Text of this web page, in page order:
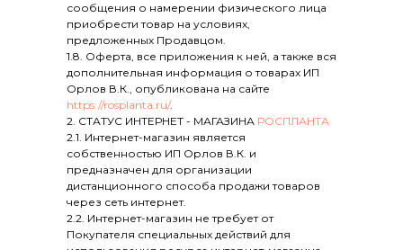
сообщения о намерении физического лица
приобрести товар на условиях,
предложенных Продавцом.
1.8. Оферта, все приложения к ней, а также вся
дополнительная информация о товарах ИП
Орлов В.К., опубликована на сайте
https://rosplanta.ru/.
2. СТАТУС ИНТЕРНЕТ - МАГАЗИНА РОСПЛАНТА
2.1. Интернет-магазин является
собственностью ИП Орлов В.К. и
предназначен для организации
дистанционного способа продажи товаров
через сеть интернет.
2.2. Интернет-магазин не требует от
Покупателя специальных действий для